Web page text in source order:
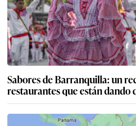
Sabores de Barranquilla: un
restaurantes que están dando